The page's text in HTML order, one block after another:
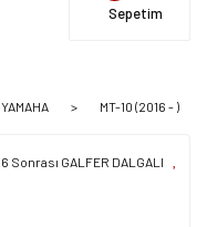
Sepetim
YAMAHA MT-10 (2016 - )